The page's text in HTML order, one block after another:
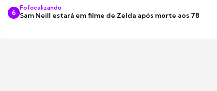
6
Fofocalizando
Sam Neill estará em filme de Zelda após morte aos 78